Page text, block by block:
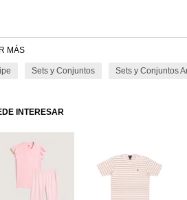
MÁS
Sets y Conjuntos Sets y Conjuntos
INTERESAR